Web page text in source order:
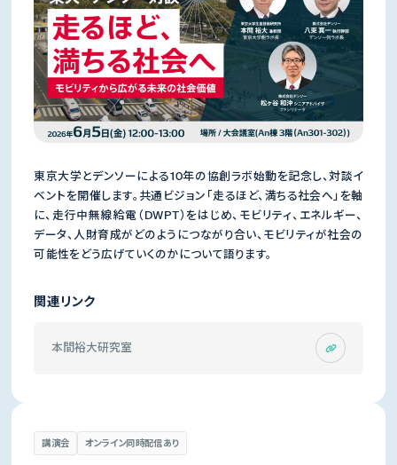
東京大学とデンソーによる10年の協創ラボ始動を記念し、対談イ
ベントを開催します。共通ビジョン「走るほど、満ちる社会へ」を軸
に、走行中無線給電（DWPT）をはじめ、モビリティ、エネルギー、
データ、人財育成がどのようにつながり合い、モビリティが社会の
可能性をどう広げていくのかについて語ります。
関連リンク
本間裕大研究室
講演会 オンライン同時配信あり